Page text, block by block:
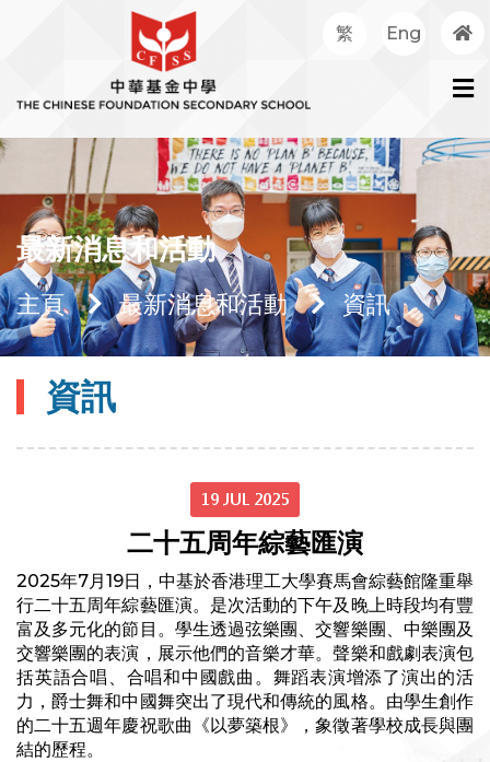
繁 Eng
最新消息和活動
主頁 最新消息和活動 資訊
資訊
19 JUL 2025
二十五周年綜藝匯演
2025年7月19日，中基於香港理工大學賽馬會綜藝館隆重舉
行二十五周年綜藝匯演。是次活動的下午及晚上時段均有豐
富及多元化的節目。學生透過弦樂團、交響樂團、中樂團及
交響樂團的表演，展示他們的音樂才華。聲樂和戲劇表演包
括英語合唱、合唱和中國戲曲。舞蹈表演增添了演出的活
力，爵士舞和中國舞突出了現代和傳統的風格。由學生創作
的二十五週年慶祝歌曲《以夢築根》，象徵著學校成長與團
結的歷程。